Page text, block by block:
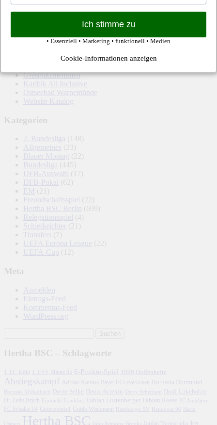
Pauschalreisen günstig
Alien Ufos Untertassen
Langzeiturlaub günstig
Automagazin Raumschiffe
Blumen Garten Tipps
Grasplatzmemmen
Karibik All Inclusive
Ostseebad Warnemünde
Website Katalog
Kategorien
2. Bundesliga (148)
Allgemeines (23)
Blauer Montag (22)
Bundesliga (445)
DFB-Auswahl
(17)
DFB-Pokal (62)
EM (21)
Freundschaftsspiel (22)
Hertha BSC Berlin
(699)
Relegationsspiel (4)
Schiedsrichter
(21)
Transfers (7)
UEFA Europa League (22)
UEFA-Cup (12)
Meta
Anmelden
Eintrags-Feed
Kommentar-Feed
WordPress.org
Hertha BSC – Schlagworte
1. FC Köln 1. FSV Mainz 05 6-Punkte-Spiel 1899 Hoffenheim
Abstiegskampf Adrian Ramos Bayer 04 Leverkusen Borussia Dortmund
Borussia M'gladbach Davie Selke Deniz Aytekin Derry Scherhant
Dodi Lukebakio
Dr. Felix Brych
Eintracht Frankfurt Fabian Lustenberger Fabian Reese
FC Schalke 04 Geisterspiel Guido Winkmann Hamburger SV
Hertha BSC Jordan Torunarigha Jos
Ich stimme zu
• Essenziell • Marketing • funktionell • Medien
Cookie-Informationen anzeigen